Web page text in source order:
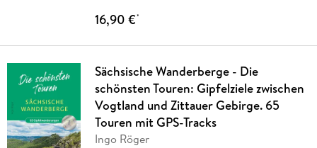
16,90 €*
Sächsische Wanderberge - Die
schönsten Touren: Gipfelziele zwischen
Vogtland und Zittauer Gebirge. 65
Touren mit GPS-Tracks
Ingo Röger